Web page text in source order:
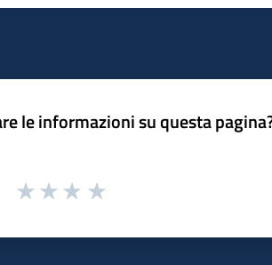
le informazioni su questa